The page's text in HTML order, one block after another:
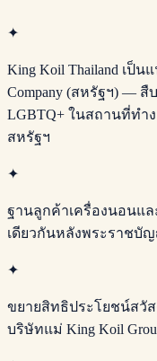
✦
King Koil Thailand เป็น
Company (สหรัฐฯ) —
LGBTQ+ ในสถานที่ท
สหรัฐฯ
✦
ฐานลูกค้าเครื่องนอนแ
เดียวกันหลังพระราชบั
✦
ขยายสิทธิประโยชน์สวั
บริษัทแม่ King Koil